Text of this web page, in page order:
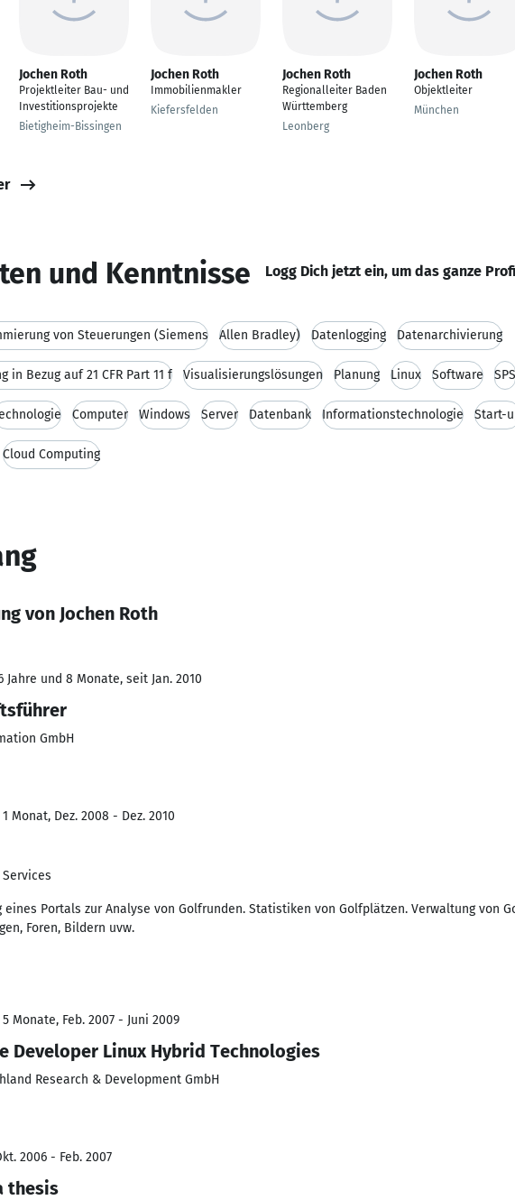
Jochen Roth
Projektleiter Bau- und
Investitionsprojekte
Bietigheim-Bissingen
Jochen Roth
Immobilienmakler
Kiefersfelden
Jochen Roth
Regionalleiter Baden
Württemberg
Leonberg
Jochen Roth
Objektleiter
München
und Kenntnisse Logg Dich jetzt ein, um das ganze
von Steuerungen (Siemens Allen Bradley) Datenlogging Datenarchivierung
Bezug auf 21 CFR Part 11 f Visualisierungslösungen Planung Linux Software SPS
Computer Windows Server Datenbank Informationstechnologie Start-
Cloud Computing
von Jochen Roth
Jahre und 8 Monate, seit Jan. 2010
GmbH
Monat, Dez. 2008 - Dez. 2010
eines Portals zur Analyse von Golfrunden. Statistiken von Golfplätzen. Verwaltung von
Foren, Bildern uvw.
Monate, Feb. 2007 - Juni 2009
Developer Linux Hybrid Technologies
Research & Development GmbH
2006 - Feb. 2007
thesis